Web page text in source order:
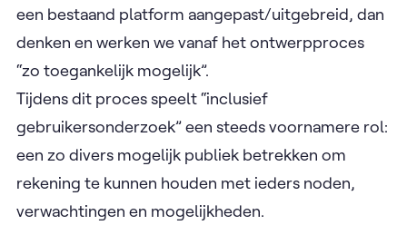
een bestaand platform aangepast/uitgebreid, dan
denken en werken we vanaf het ontwerpproces
“zo toegankelijk mogelijk”.
Tijdens dit proces speelt “inclusief
gebruikersonderzoek” een steeds voornamere rol:
een zo divers mogelijk publiek betrekken om
rekening te kunnen houden met ieders noden,
verwachtingen en mogelijkheden.